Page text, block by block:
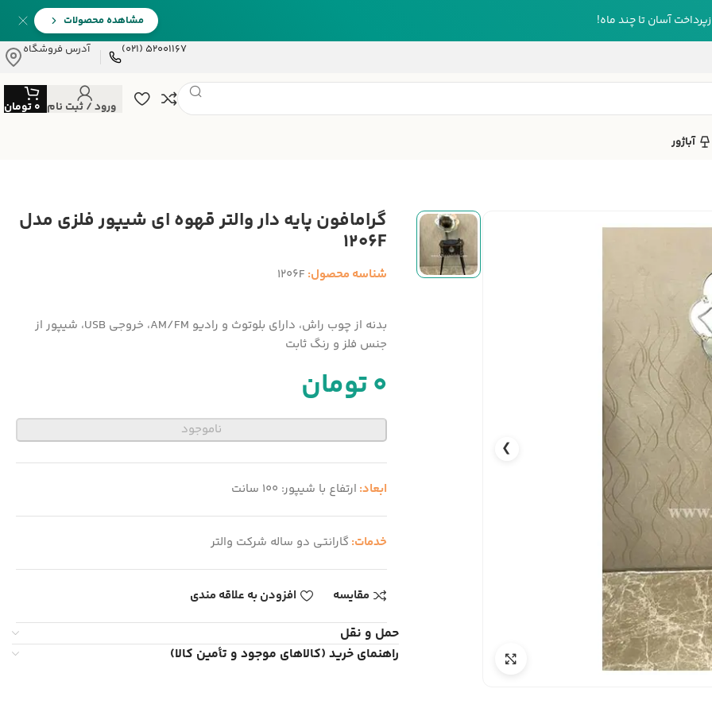
آسان تا چند ماه!
مشاهده محصولات
52001167 (021)
آدرس فروشگاه
ورود / ثبت نام 0تومان
آباژور
❯
گرامافون پایه دار والتر قهوه ای شیپور فلزی مدل
1206F
شناسه محصول: 1206F
بدنه از چوب راش، دارای بلوتوث و رادیو AM/FM، خروجی USB، شیپور از
جنس فلز و رنگ ثابت
0تومان
ناموجود
ابعاد: ارتفاع با شیپور: 100 سانت
خدمات: گارانتی دو ساله شرکت والتر
مقایسه افزودن به علاقه مندی
حمل و نقل
راهنمای خرید (کالاهای موجود و تأمین کالا)